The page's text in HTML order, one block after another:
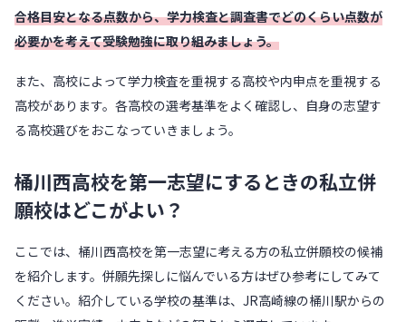
合格目安となる点数から、学力検査と調査書でどのくらい点数が
必要かを考えて受験勉強に取り組みましょう。
また、高校によって学力検査を重視する高校や内申点を重視する
高校があります。各高校の選考基準をよく確認し、自身の志望す
る高校選びをおこなっていきましょう。
桶川西高校を第一志望にするときの私立併
願校はどこがよい？
ここでは、桶川西高校を第一志望に考える方の私立併願校の候補
を紹介します。併願先探しに悩んでいる方はぜひ参考にしてみて
ください。紹介している学校の基準は、JR高崎線の桶川駅からの